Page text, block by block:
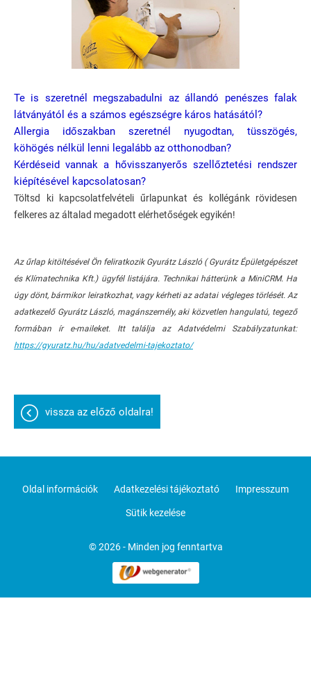
Te is szeretnél megszabadulni az állandó penészes falak
látványától és a számos egészségre káros hatásától?
Allergia időszakban szeretnél nyugodtan, tüsszögés,
köhögés nélkül lenni legalább az otthonodban?
Kérdéseid vannak a hővisszanyerős szellőztetési rendszer
kiépítésével kapcsolatosan?
Töltsd ki kapcsolatfelvételi űrlapunkat és kollégánk rövidesen
felkeres az általad megadott elérhetőségek egyikén!
Az űrlap kitöltésével Ön feliratkozik Gyurátz László ( Gyurátz Épületgépészet
és Klímatechnika Kft.) ügyfél listájára. Technikai hátterünk a MiniCRM. Ha
úgy dönt, bármikor leiratkozhat, vagy kérheti az adatai végleges törlését. Az
adatkezelő Gyurátz László, magánszemély, aki közvetlen hangulatú, tegező
formában ír e-maileket. Itt találja az Adatvédelmi Szabályzatunkat:
https://gyuratz.hu/hu/adatvedelmi-tajekoztato/
vissza az előző oldalra!
© 2026 - Minden jog fenntartva
Oldal információk Adatkezelési tájékoztató Impresszum
Sütik kezelése